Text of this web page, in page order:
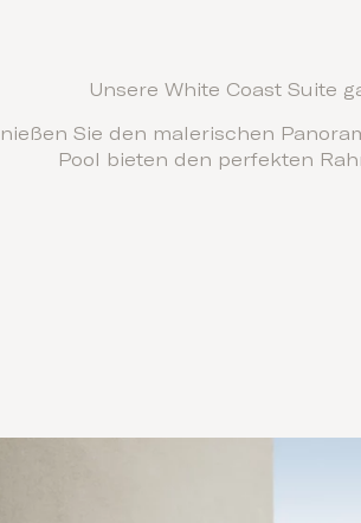
Unsere White Coast Suite
Sie den malerischen
Pool bieten den perfekten